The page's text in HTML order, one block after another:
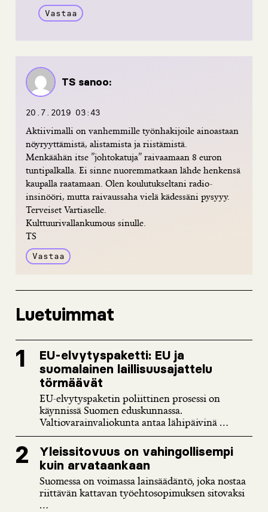
Vastaa
TS sanoo:
20.7.2019 03:43
Aktiivimalli on vanhemmille työnhakijoile ainoastaan
nöyryyttämistä, alistamista ja riistämistä.
Menkäähän itse ”johtokatuja” raivaamaan 8 euron
tuntipalkalla. Ei sinne nuoremmatkaan lähde henkensä
kaupalla raatamaan. Olen koulutukseltani radio-
insinööri, mutta raivaussaha vielä kädessäni pysyyy.
Terveiset Vartiaselle.
Kulttuurivallankumous sinulle.
TS
Vastaa
Luetuimmat
EU-elvytyspaketti: EU ja
suomalainen laillisuusajattelu
törmäävät
EU-elvytyspaketin poliittinen prosessi on
käynnissä Suomen eduskunnassa.
Valtiovarainvaliokunta antaa lähipäivinä ...
Yleissitovuus on vahingollisempi
kuin arvataankaan
Suomessa on voimassa lainsäädäntö, joka nostaa
riittävän kattavan työehtosopimuksen sitovaksi
...